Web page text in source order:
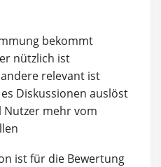
bekommt
nützlich ist
relevant ist
Diskussionen auslöst
Nutzer mehr vom
ist für die Bewertung